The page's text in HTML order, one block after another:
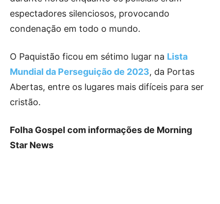
espectadores silenciosos, provocando
condenação em todo o mundo.
O Paquistão ficou em sétimo lugar na Lista
Mundial da Perseguição de 2023, da Portas
Abertas, entre os lugares mais difíceis para ser
cristão.
Folha Gospel com informações de Morning
Star News